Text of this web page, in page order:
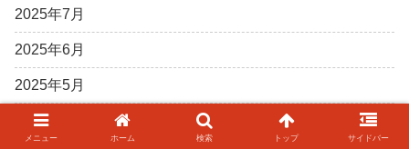
2025年7月
2025年6月
2025年5月
2025年4月
メニュー ホーム 検索 トップ サイドバー